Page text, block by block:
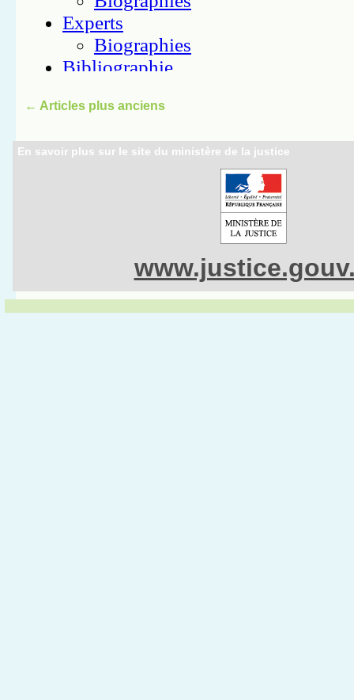
← Articles plus anciens
En savoir plus sur le site du ministère de la justice